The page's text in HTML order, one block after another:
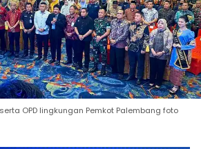
OPD lingkungan Pemkot Palembang foto